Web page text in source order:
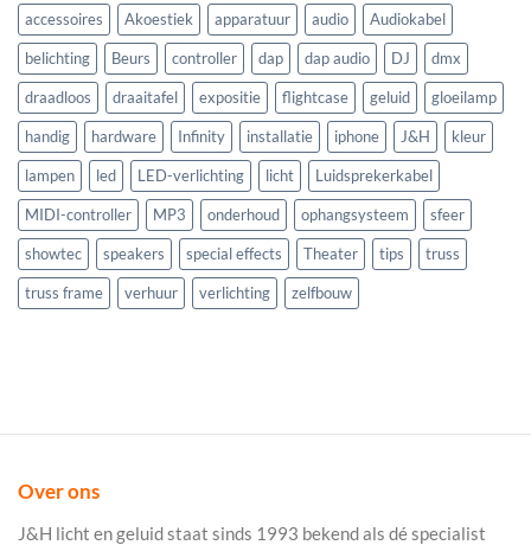
accessoires Akoestiek apparatuur audio Audiokabel
belichting Beurs controller dap dap audio DJ dmx
draadloos draaitafel expositie flightcase geluid gloeilamp
handig hardware Infinity installatie iphone J&H kleur
lampen led LED-verlichting licht Luidsprekerkabel
MIDI-controller MP3 onderhoud ophangsysteem sfeer
showtec speakers special effects Theater tips truss
truss frame verhuur verlichting zelfbouw
Over ons
J&H licht en geluid staat sinds 1993 bekend als dé specialist